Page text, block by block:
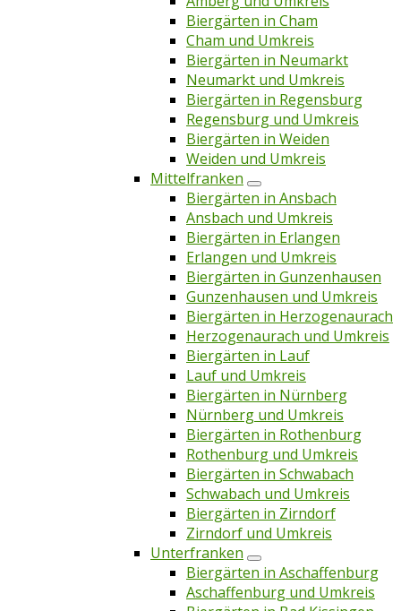
Biergärten in Cham
Cham und Umkreis
Biergärten in Neumarkt
Neumarkt und Umkreis
Biergärten in Regensburg
Regensburg und Umkreis
Biergärten in Weiden
Weiden und Umkreis
Mittelfranken
Biergärten in Ansbach
Ansbach und Umkreis
Biergärten in Erlangen
Erlangen und Umkreis
Biergärten in Gunzenhausen
Gunzenhausen und Umkreis
Biergärten in Herzogenaurach
Herzogenaurach und Umkreis
Biergärten in Lauf
Lauf und Umkreis
Biergärten in Nürnberg
Nürnberg und Umkreis
Biergärten in Rothenburg
Rothenburg und Umkreis
Biergärten in Schwabach
Schwabach und Umkreis
Biergärten in Zirndorf
Zirndorf und Umkreis
Unterfranken
Biergärten in Aschaffenburg
Aschaffenburg und Umkreis